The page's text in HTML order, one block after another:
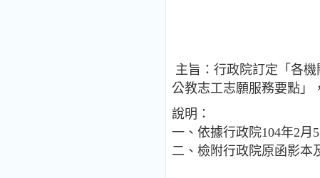
主旨：行政院訂定「各
公教志工志願服務要點」
說明：
一、依據行政院104年2月
二、檢附行政院原函影本